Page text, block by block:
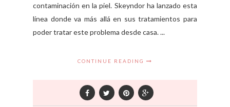
contaminación en la piel. Skeyndor ha lanzado esta
línea donde va más allá en sus tratamientos para
poder tratar este problema desde casa. ...
CONTINUE READING